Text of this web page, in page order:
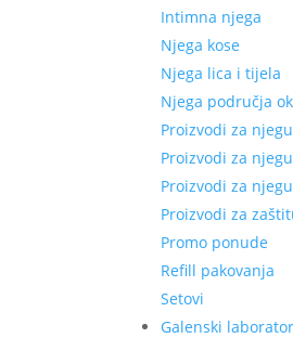
Intimna njega
Njega kose
Njega lica i tijela
Njega područja
Proizvodi za
Proizvodi za
Proizvodi za
Proizvodi za
Promo ponude
Refill pakovanja
Setovi
Galenski